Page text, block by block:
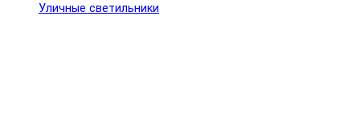
Уличные светильники